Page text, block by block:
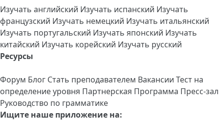
Изучать английский Изучать испанский Изучать
французский Изучать немецкий Изучать итальянский
Изучать португальский Изучать японский Изучать
китайский Изучать корейский Изучать русский
Ресурсы
Форум Блог Стать преподавателем Вакансии Тест на
определение уровня Партнерская Программа Пресс-зал
Руководство по грамматике
Ищите наше приложение на: